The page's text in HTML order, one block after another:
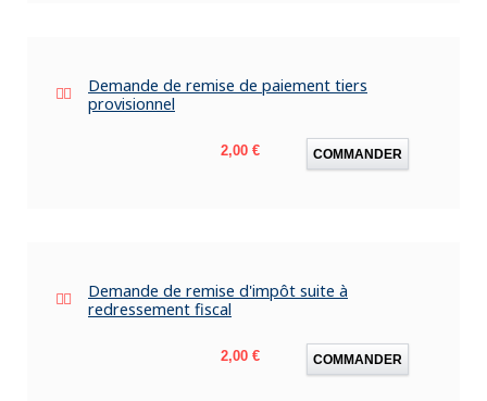
Demande de remise de paiement tiers
provisionnel
Prix
2,00 € COMMANDER
Demande de remise d'impôt suite à
redressement fiscal
Prix
2,00 € COMMANDER